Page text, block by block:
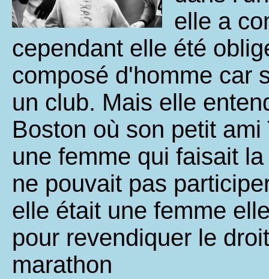
elle a
cependant elle été
composé d'homme car
un club. Mais elle
Boston où son petit
une femme qui faisait
ne pouvait pas
elle était une femme
pour revendiquer le
marathon